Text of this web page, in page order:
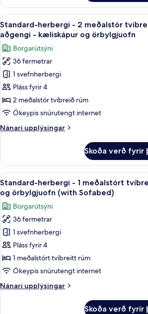
og
örbylgjuofn
(Pet
Friendly)
herbergi
1
meðalstórt
tvíbreitt
rúm
kæliskápur
og
örbylgjuofn
Friendly)
Skoða
allar
myndir
fyrir
Standard-
herbergi
-
2
meðalstór
rúm
aðgengi
-
kæliskápur
og
örbylgjuofn
4
Standard-herbergi - 2 meðalstór
aðgengi - kæliskápur og örbylgjuofn
Borgarútsýni
36 fermetrar
1 svefnherbergi
Pláss fyrir 4
2 meðalstór tvíbreið rúm
Ókeypis snúrutengt internet
Nánari upplýsingar
Nánari
herbergi
2
meðalstór
tvíbreið
rúm
gott
aðgengi
og
örbylgjuofn
Skoða verð fyrir
Skoða
allar
myndir
fyrir
Standard-
herbergi
-
1
meðalstórt
rúm
8
Standard-herbergi - 1 meðalstórt
og örbylgjuofn (with Sofabed)
Borgarútsýni
36 fermetrar
1 svefnherbergi
Pláss fyrir 4
1 meðalstórt tvíbreitt rúm
Ókeypis snúrutengt internet
Nánari upplýsingar
Nánari
Skoða verð fyrir